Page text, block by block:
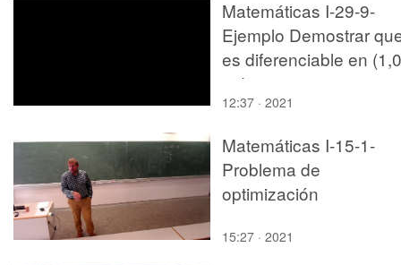
Matemáticas I-29-9-
Ejemplo Demostrar
es diferenciable en
y determinar su
linealización
12:37 · 2021
Matemáticas I-15-1-
Problema de
optimización
15:27 · 2021